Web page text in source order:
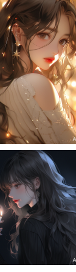
一一
一一